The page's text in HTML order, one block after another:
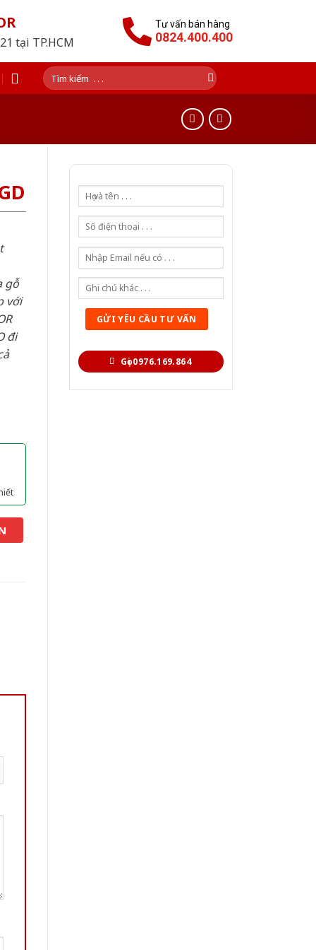
tại TP.HCM
Tư vấn bán hàng
0824.400.400
Tìm
kiếm:
Gọi 0976.169.864
gỗ
với
đi